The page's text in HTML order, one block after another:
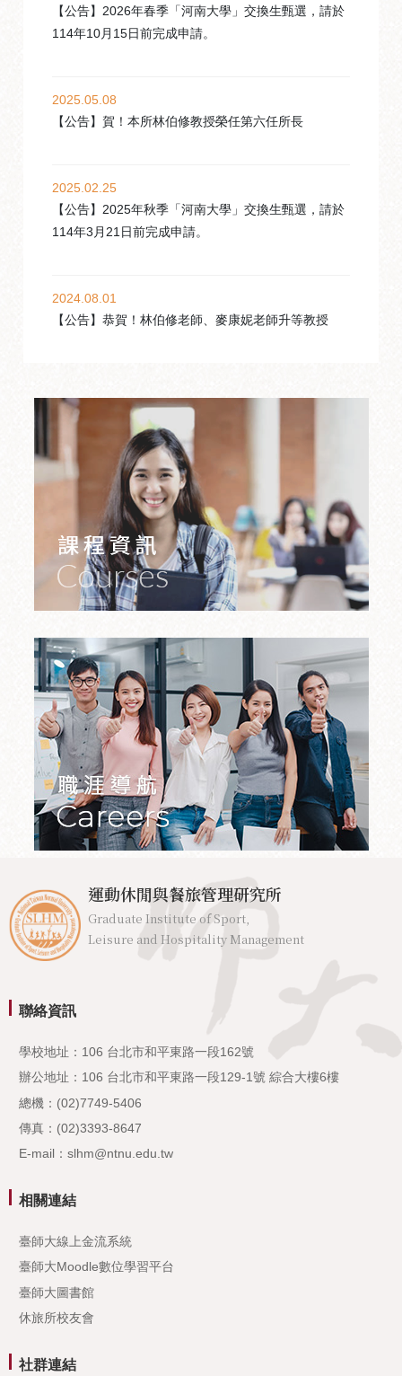
【公告】2026年春季「河南大學」交換生甄選，請於
114年10月15日前完成申請。
2025.05.08
【公告】賀！本所林伯修教授榮任第六任所長
2025.02.25
【公告】2025年秋季「河南大學」交換生甄選，請於
114年3月21日前完成申請。
2024.08.01
【公告】恭賀！林伯修老師、麥康妮老師升等教授
運動休閒與餐旅管理研究所
Graduate Institute of Sport,
Leisure and Hospitality Management
聯絡資訊
學校地址：106 台北市和平東路一段162號
辦公地址：106 台北市和平東路一段129-1號 綜合大樓6樓
總機：(02)7749-5406
傳真：(02)3393-8647
E-mail：slhm@ntnu.edu.tw
相關連結
臺師大線上金流系統
臺師大Moodle數位學習平台
臺師大圖書館
休旅所校友會
社群連結